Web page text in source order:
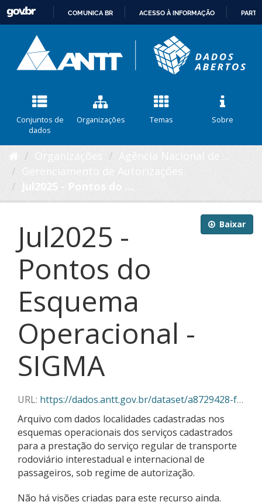
CONTEÚDO
COMUNICA BR ACESSO À INFORMAÇÃO
Conjuntos de
dados
Organizações Temas Sobre
Baixar
Jul2025 -
Pontos do
Esquema
Operacional -
SIGMA
URL: https://dados.antt.gov.br/dataset/a8729428-f382-430c-abe5-6e5f85aa9a03/resource/e676de07-c540-41d7-b5b1-eef862a96947/download/07-2025_pontos_do_esquema_operacional_sigma.csv
Arquivo com dados localidades cadastradas nos
esquemas operacionais dos serviços cadastrados
para a prestação do serviço regular de transporte
rodoviário interestadual e internacional de
passageiros, sob regime de autorização.
Não há visões criadas para este recurso ainda.